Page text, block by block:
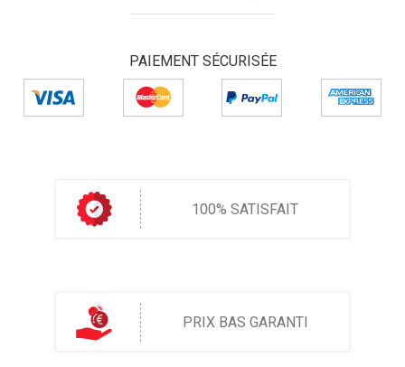
PAIEMENT SÉCURISÉE
100% SATISFAIT
PRIX BAS GARANTI